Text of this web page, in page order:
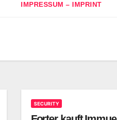
IMPRESSUM – IMPRINT
SECURITY